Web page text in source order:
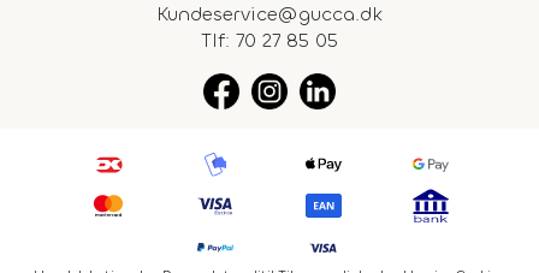
Kundeservice@gucca.dk
Tlf: 70 27 85 05